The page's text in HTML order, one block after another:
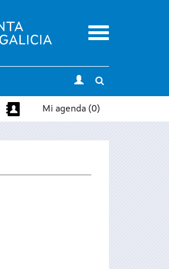
Menu
search
Mi agenda (0)